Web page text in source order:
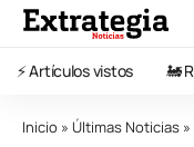
⚡️ Artículos vistos 🚂
Inicio » Últimas Noticias »